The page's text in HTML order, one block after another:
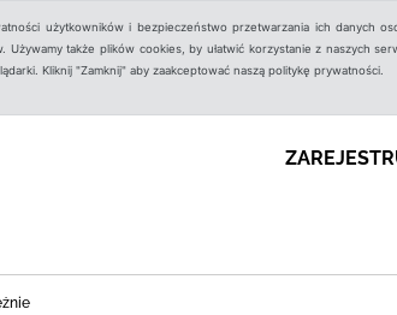
użytkowników i bezpieczeństwo przetwarzania ich danych
także plików cookies, by ułatwić korzystanie z naszych
Kliknij "Zamknij" aby zaakceptować naszą politykę prywatności.